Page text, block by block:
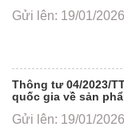
Gửi lên: 19/01/2026
Thông tư 04/2023/
quốc gia về sản
Gửi lên: 19/01/2026